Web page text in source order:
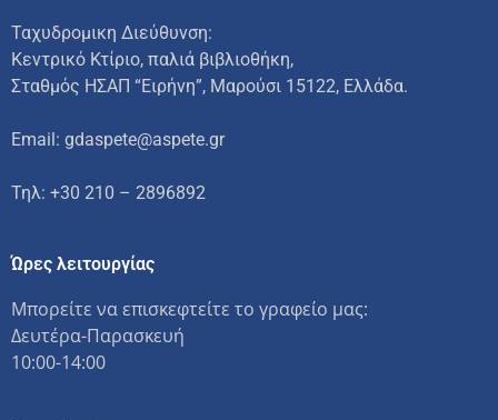
Ταχυδρομικη Διεύθυνση:
Κεντρικό Κτίριο, παλιά βιβλιοθήκη,
Σταθμός ΗΣΑΠ “Ειρήνη”, Μαρούσι 15122, Ελλάδα.
Email: gdaspete@aspete.gr
Τηλ: +30 210 – 2896892
Ώρες λειτουργίας
Μπορείτε να επισκεφτείτε το γραφείο μας:
Δευτέρα-Παρασκευή
10:00-14:00